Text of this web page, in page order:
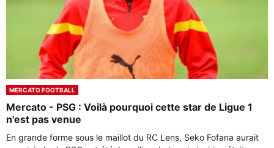
MERCATO FOOTBALL
Mercato - PSG : Voilà pourquoi cette star de Ligue 1
n'est pas venue
En grande forme sous le maillot du RC Lens, Seko Fofana aurait